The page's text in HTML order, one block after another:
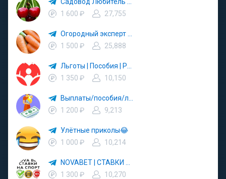
1 600 ₽
27,755
1 500 ₽
25,888
1 350 ₽
10,150
1 200 ₽
9,213
Улётные приколы😂
1 000 ₽
10,214
1 300 ₽
10,270